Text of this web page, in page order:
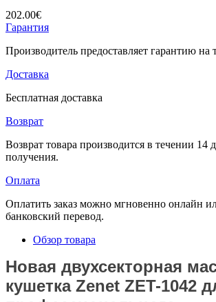
202.00€
Гарантия
Производитель предоставляет гарантию на
Доставка
Бесплатная доставка
Возврат
Возврат товара производится в течении 14
получения.
Оплата
Оплатить заказ можно мгновенно онлайн
банковский перевод.
Обзор товара
Новая двухсекторная
кушетка Zenet ZET-1042